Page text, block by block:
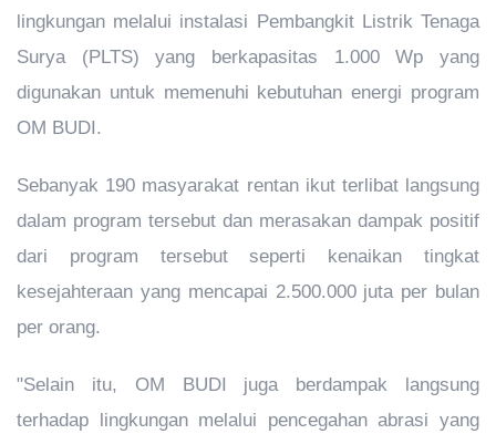
lingkungan melalui instalasi Pembangkit Listrik Tenaga
Surya (PLTS) yang berkapasitas 1.000 Wp yang
digunakan untuk memenuhi kebutuhan energi program
OM BUDI.
Sebanyak 190 masyarakat rentan ikut terlibat langsung
dalam program tersebut dan merasakan dampak positif
dari program tersebut seperti kenaikan tingkat
kesejahteraan yang mencapai 2.500.000 juta per bulan
per orang.
"Selain itu, OM BUDI juga berdampak langsung
terhadap lingkungan melalui pencegahan abrasi yang